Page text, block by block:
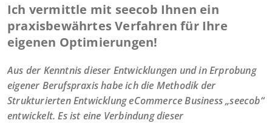
Ich vermittle mit seecob Ihnen ein
praxisbewährtes Verfahren für Ihre
eigenen Optimierungen!
Aus der Kenntnis dieser Entwicklungen und in Erprobung
eigener Berufspraxis habe ich die Methodik der
Strukturierten Entwicklung eCommerce Business „seecob“
entwickelt. Es ist eine Verbindung dieser